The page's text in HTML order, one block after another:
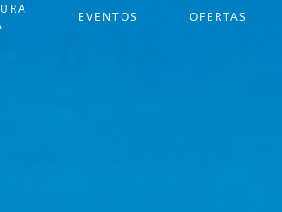
EVENTOS OFERTAS